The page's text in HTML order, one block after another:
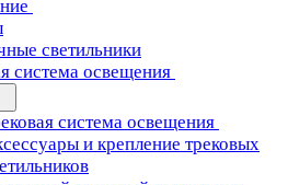
светильники
система освещения
система освещения
и крепление трековых